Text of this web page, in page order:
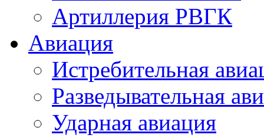
Артиллерия РВГК
Авиация
Истребительная
Разведывательная
Ударная авиация